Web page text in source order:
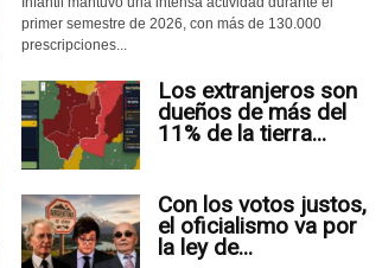
primer semestre de 2026, con más de 130.000
prescripciones...
Los extranjeros son
dueños de más del
11% de la tierra...
Con los votos justos,
el oficialismo va por
la ley de...